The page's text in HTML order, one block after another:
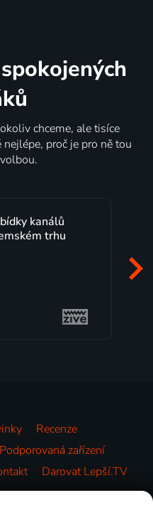
chceme, ale tisíce
proč je pro ně tou
začátek
mi vyhovuje.
Milada
Recenze
Podporovaná zařízení
Darovat Lepší.TV